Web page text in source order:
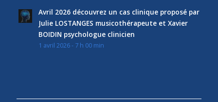
Avril 2026 découvrez un cas clinique proposé par
Julie LOSTANGES musicothérapeute et Xavier
BOIDIN psychologue clinicien
1 avril 2026 - 7 h 00 min